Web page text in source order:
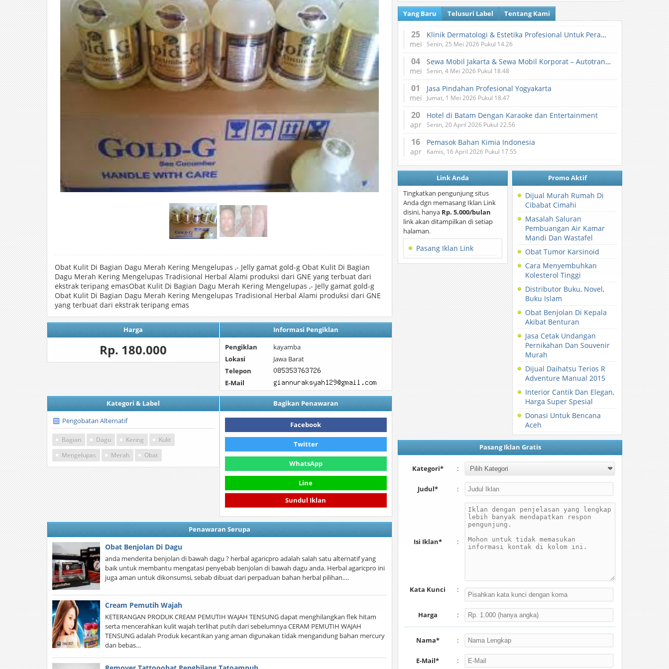
Obat Kulit Di Bagian Dagu Merah Kering Mengelupas ,- Jelly gamat gold-g Obat Kulit Di Bagian
Dagu Merah Kering Mengelupas Tradisional Herbal Alami produksi dari GNE yang terbuat dari
ekstrak teripang emasObat Kulit Di Bagian Dagu Merah Kering Mengelupas ,- Jelly gamat gold-g
Obat Kulit Di Bagian Dagu Merah Kering Mengelupas Tradisional Herbal Alami produksi dari GNE
yang terbuat dari ekstrak teripang emas
Harga
Rp. 180.000
Informasi Pengiklan
Pengiklan
kayamba
Lokasi
Jawa Barat
Telepon
E-Mail
Kategori & Label
Pengobatan Alternatif
Bagian Dagu Kering
Kulit
Mengelupas
Merah Obat
Bagikan Penawaran
Facebook
Twitter
WhatsApp
Line
Sundul Iklan
Penawaran Serupa
Obat Benjolan Di Dagu
anda menderita benjolan di bawah dagu ? herbal agaricpro adalah salah satu alternatif yang
baik untuk membantu mengatasi penyebab benjolan di bawah dagu anda. Herbal agaricpro ini
juga aman untuk dikonsumsi, sebab dibuat dari perpaduan bahan herbal pilihan.…
Cream Pemutih Wajah
KETERANGAN PRODUK CREAM PEMUTIH WAJAH TENSUNG dapat menghilangkan flek hitam
serta mencerahkan kulit wajah terlihat putih dari sebelumnya CERAM PEMUTIH WAJAH
TENSUNG adalah Produk kecantikan yang aman digunakan tidak mengandung bahan mercury
dan bebas…
Yang Baru Telusuri Label Tentang Kami
25
mei
Klinik Dermatologi & Estetika Profesional Untuk Perawatan Kulit dan Kecantikan
Senin, 25 Mei 2026 Pukul 14.26
04
mei
Sewa Mobil Jakarta & Sewa Mobil Korporat – Autotranz Indonesia
Senin, 4 Mei 2026 Pukul 18.48
01
mei
Jasa Pindahan Profesional Yogyakarta
Jumat, 1 Mei 2026 Pukul 18.47
20
apr
Hotel di Batam Dengan Karaoke dan Entertainment
Senin, 20 April 2026 Pukul 22.56
16
apr
Pemasok Bahan Kimia Indonesia
Kamis, 16 April 2026 Pukul 17.55
Link Anda
Tingkatkan pengunjung situs
Anda dgn memasang Iklan Link
disini, hanya Rp. 5.000/bulan
link akan ditampilkan di setiap
halaman.
Pasang Iklan Link
Promo Aktif
Dijual Murah Rumah Di
Cibabat Cimahi
Masalah Saluran
Pembuangan Air Kamar
Mandi Dan Wastafel
Obat Tumor Karsinoid
Cara Menyembuhkan
Kolesterol Tinggi
Distributor Buku, Novel,
Buku Islam
Obat Benjolan Di Kepala
Akibat Benturan
Jasa Cetak Undangan
Pernikahan Dan Souvenir
Murah
Dijual Daihatsu Terios R
Adventure Manual 2015
Interior Cantik Dan Elegan,
Harga Super Spesial
Donasi Untuk Bencana
Aceh
Pasang Iklan Gratis
Kategori* :
Judul* :
Isi Iklan* :
Kata Kunci :
Harga :
Nama* :
E-Mail* :